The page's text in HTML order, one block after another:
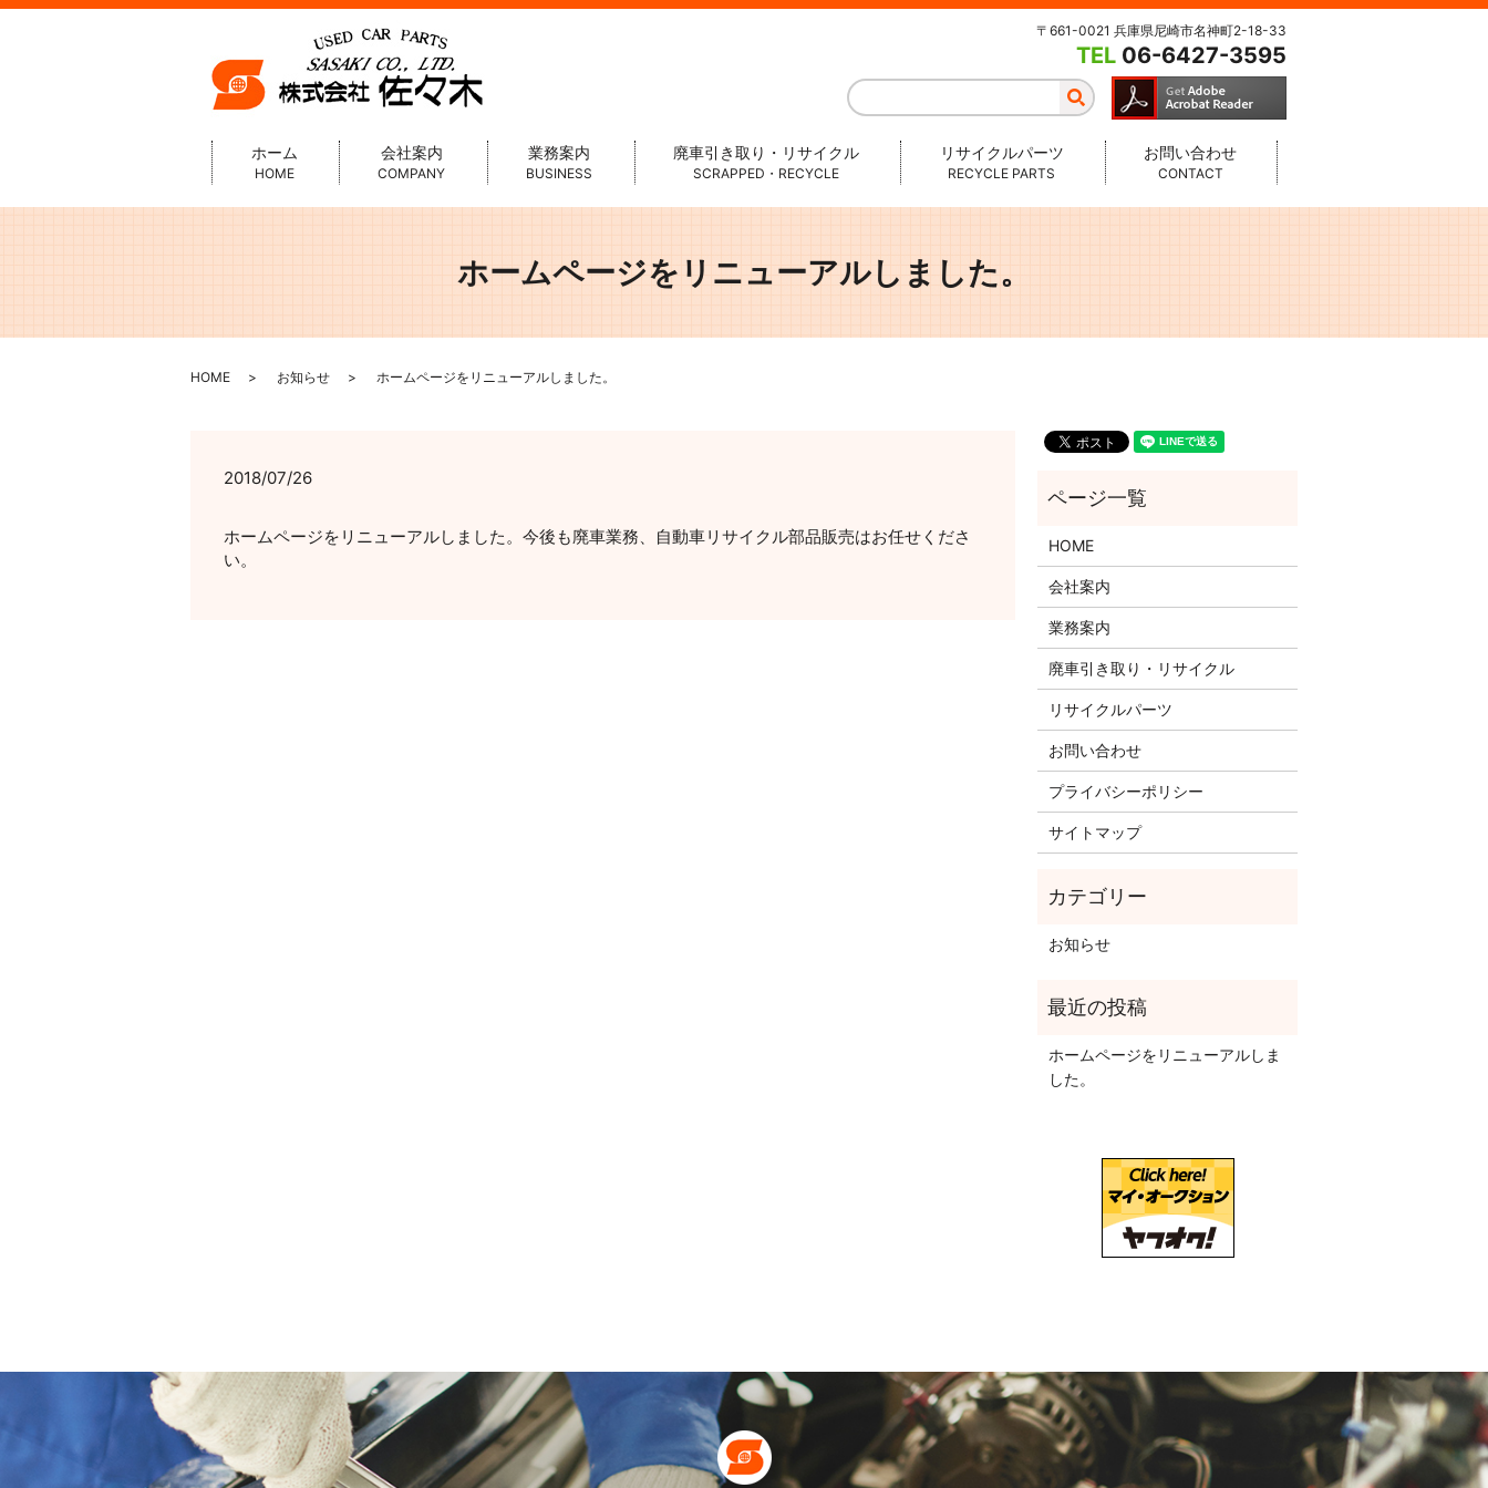
〒661-0021 兵庫県尼崎市名神町2-18-33
TEL 06-6427-3595
ホーム
HOME
会社案内
COMPANY
業務案内
BUSINESS
廃車引き取り・リサイクル
SCRAPPED・RECYCLE
リサイクルパーツ
RECYCLE PARTS
お問い合わせ
CONTACT
ホームページをリニューアルしました。
HOME お知らせ ホームページをリニューアルしました。
2018/07/26
ホームページをリニューアルしました。今後も廃車業務、自動車リサイクル部品販売はお任せくださ
い。
HOME
会社案内
業務案内
廃車引き取り・リサイクル
リサイクルパーツ
お問い合わせ
プライバシーポリシー
サイトマップ
お知らせ
ホームページをリニューアルしま
した。